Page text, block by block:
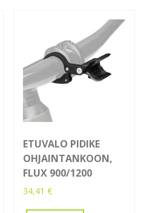
ETUVALO PIDIKE
OHJAINTANKOON,
FLUX 900/1200
34,41€